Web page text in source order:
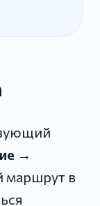
→
маршрут в